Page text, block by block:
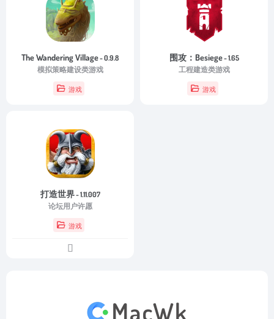
The Wandering Village- 0.9.8
模拟策略建设类游戏
游戏
围攻：Besiege- 1.65
工程建造类游戏
游戏
打造世界- 1.11.007
论坛用户许愿
游戏